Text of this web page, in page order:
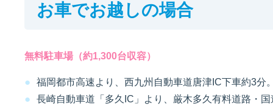
お車でお越しの場合
無料駐車場（約1,300台収容）
福岡都市高速より、西九州自動車道唐津IC下車約3分
長崎自動車道「多久IC」より、厳木多久有料道路・